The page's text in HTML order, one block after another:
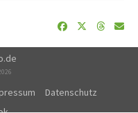
Datenschutz